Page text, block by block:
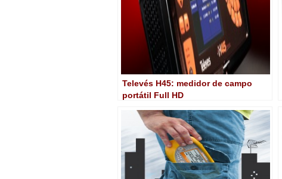
Televés H45: medidor de campo
portátil Full HD